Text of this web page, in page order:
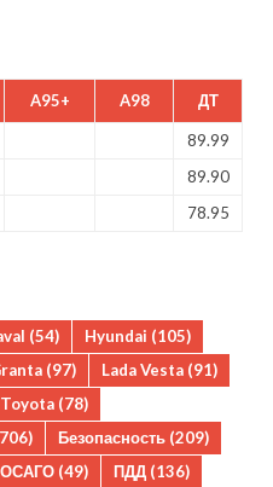
A95+ A98 ДТ
89.99
89.90
78.95
(54) Hyundai (105)
(97) Lada Vesta (91)
Toyota (78)
Безопасность (209)
ОСАГО (49) ПДД (136)